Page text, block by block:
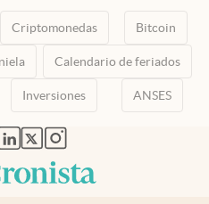
Criptomonedas Bitcoin
Calendario de feriados
Inversiones ANSES
nueva pestaña
en nueva pestaña
abre en nueva pestaña
abre en nueva pestaña
abre en nueva pestaña